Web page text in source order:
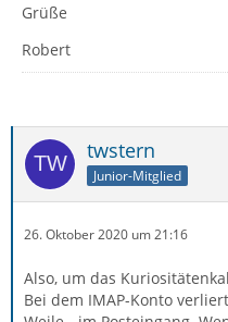
Grüße
Robert
twstern
Junior-Mitglied
26. Oktober 2020 um 21:16
Also, um das
Bei dem IMAP-Konto